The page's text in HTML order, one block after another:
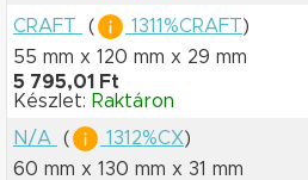
CRAFT
( 1311%CRAFT)
55 mm x 120 mm x 29 mm
5 795,01 Ft
Készlet: Raktáron
N/A
( 1312%CX)
60 mm x 130 mm x 31 mm